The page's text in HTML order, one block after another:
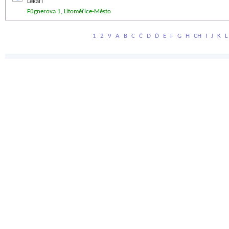
Fügnerova 1, Litoměřice-Město
1 2 9 A B C Č D Ď E F G H CH I J K L